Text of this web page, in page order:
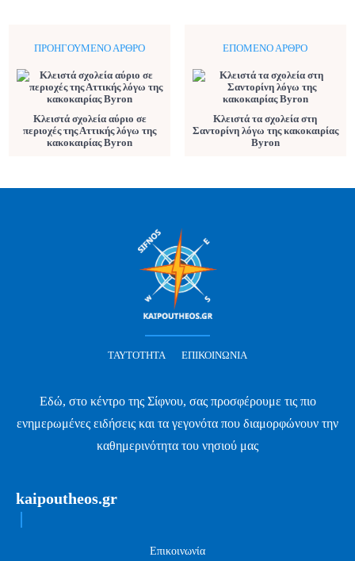
ΠΡΟΗΓΟΎΜΕΝΟ ΆΡΘΡΟ
Κλειστά σχολεία αύριο σε
περιοχές της Αττικής λόγω της
κακοκαιρίας Byron
ΕΠΌΜΕΝΟ ΆΡΘΡΟ
Κλειστά τα σχολεία στη
Σαντορίνη λόγω της κακοκαιρίας
Byron
ΤΑΥΤΌΤΗΤΑ ΕΠΙΚΟΙΝΩΝΊΑ
Εδώ, στο κέντρο της Σίφνου, σας προσφέρουμε τις πιο
ενημερωμένες ειδήσεις και τα γεγονότα που διαμορφώνουν την
καθημερινότητα του νησιού μας
kaipoutheos.gr
Επικοινωνία